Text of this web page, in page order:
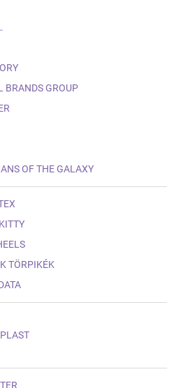
BRANDS GROUP
OF THE GALAXY
TÖRPIKÉK